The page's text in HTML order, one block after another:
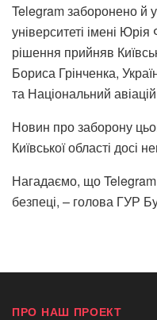
Telegram заборонено й
університеті імені
рішення прийняв
Бориса Грінченка,
та Національний
Новин про заборону
Київської області досі
Нагадаємо, що Telegram
безпеці, – голова ГУР
ПРО НАШ ПРОЕКТ